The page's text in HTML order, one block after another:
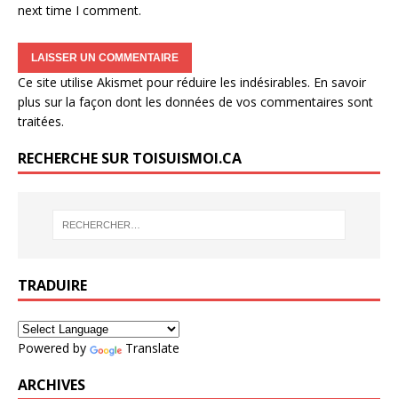
next time I comment.
Ce site utilise Akismet pour réduire les indésirables. En savoir
plus sur la façon dont les données de vos commentaires sont
traitées.
RECHERCHE SUR TOISUISMOI.CA
TRADUIRE
Powered by Translate
ARCHIVES